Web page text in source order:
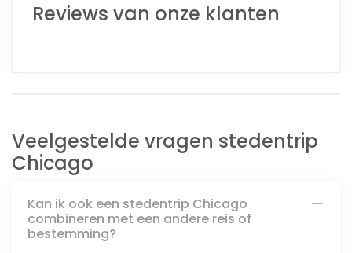
Reviews van onze klanten
Veelgestelde vragen stedentrip
Chicago
Kan ik ook een stedentrip Chicago
combineren met een andere reis of
bestemming?